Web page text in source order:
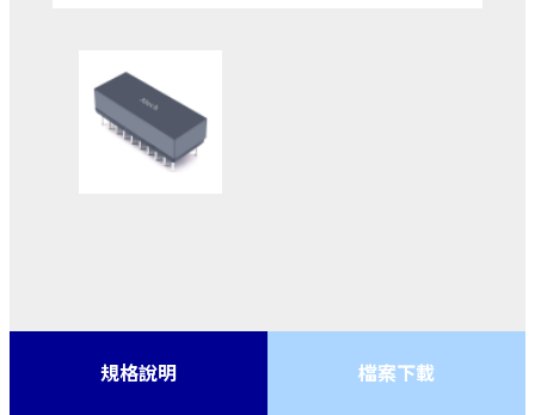
規格說明 檔案下載